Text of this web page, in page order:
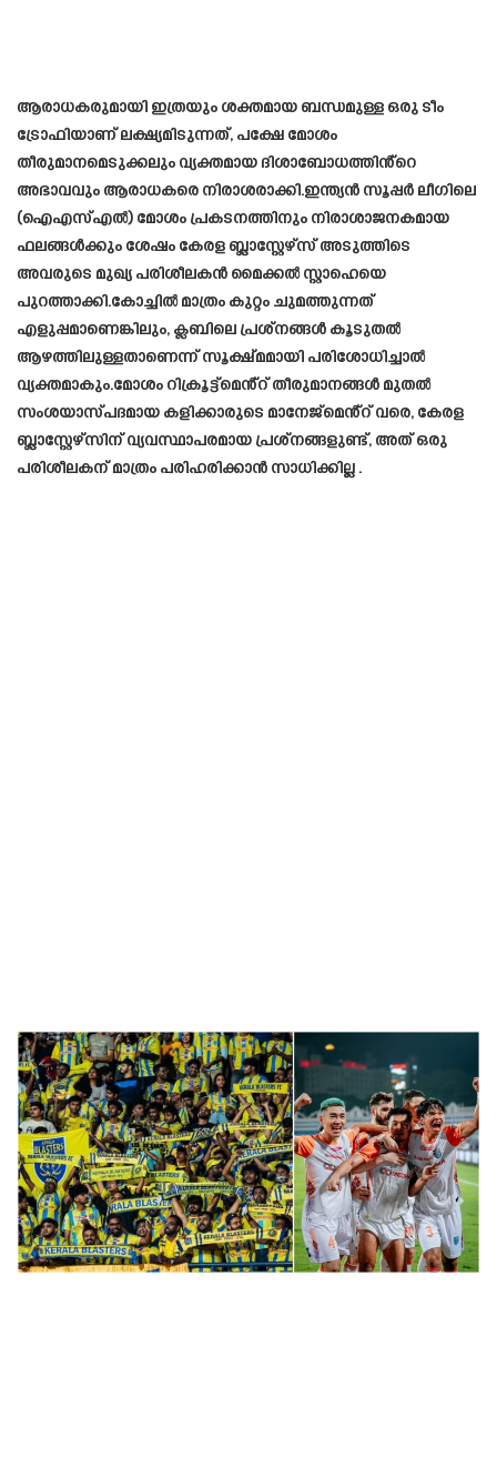
ആരാധകരുമായി ഇത്രയും ശക്തമായ ബന്ധമുള്ള ഒരു ടീം
ട്രോഫിയാണ് ലക്ഷ്യമിടുന്നത്, പക്ഷേ മോശം
തീരുമാനമെടുക്കലും വ്യക്തമായ ദിശാബോധത്തിൻ്റെ
അഭാവവും ആരാധകരെ നിരാശരാക്കി.ഇന്ത്യൻ സൂപ്പർ ലീഗിലെ
(ഐഎസ്എൽ) മോശം പ്രകടനത്തിനും നിരാശാജനകമായ
ഫലങ്ങൾക്കും ശേഷം കേരള ബ്ലാസ്റ്റേഴ്‌സ് അടുത്തിടെ
അവരുടെ മുഖ്യ പരിശീലകൻ മൈക്കൽ സ്റ്റാഹെയെ
പുറത്താക്കി.കോച്ചിൽ മാത്രം കുറ്റം ചുമത്തുന്നത്
എളുപ്പമാണെങ്കിലും, ക്ലബിലെ പ്രശ്നങ്ങൾ കൂടുതൽ
ആഴത്തിലുള്ളതാണെന്ന് സൂക്ഷ്മമായി പരിശോധിച്ചാൽ
വ്യക്തമാകും.മോശം റിക്രൂട്ട്‌മെൻ്റ് തീരുമാനങ്ങൾ മുതൽ
സംശയാസ്പദമായ കളിക്കാരുടെ മാനേജ്‌മെൻ്റ് വരെ, കേരള
ബ്ലാസ്റ്റേഴ്‌സിന് വ്യവസ്ഥാപരമായ പ്രശ്‌നങ്ങളുണ്ട്, അത് ഒരു
പരിശീലകന് മാത്രം പരിഹരിക്കാൻ സാധിക്കില്ല .